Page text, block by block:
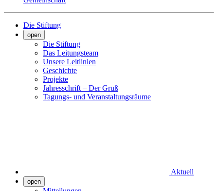
Die Stiftung
open
Die Stiftung
Das Leitungsteam
Unsere Leitlinien
Geschichte
Projekte
Jahresschrift – Der Gruß
Tagungs- und Veranstaltungsräume
Aktuell
open